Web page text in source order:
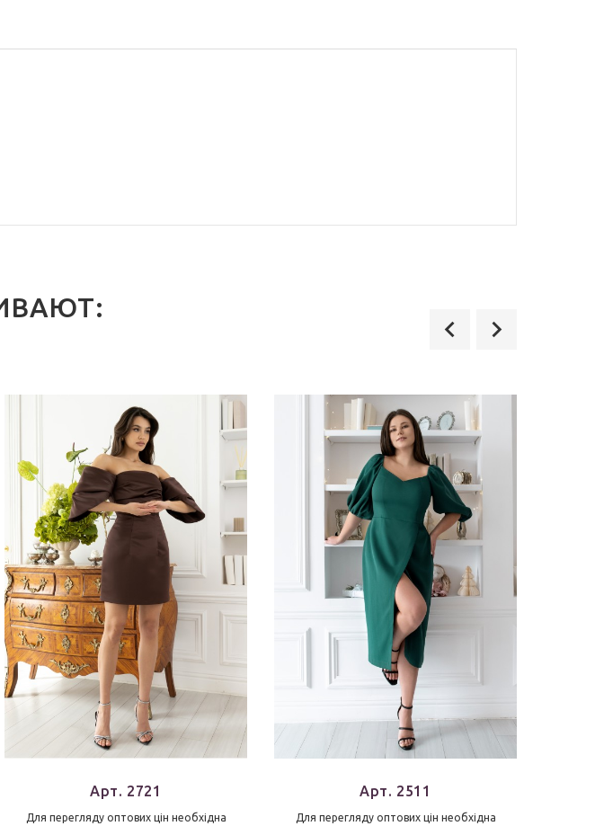
Арт. 2721
Для перегляду оптових цін необхідна
Арт. 2511
Для перегляду оптових цін необхідна